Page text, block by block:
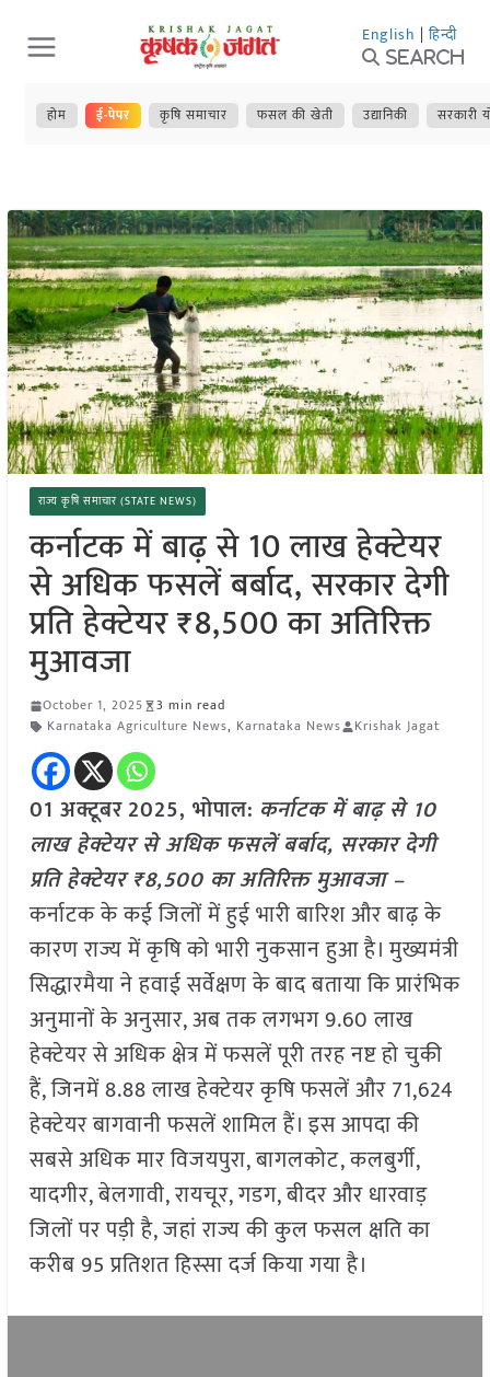
Skip
to
content
English | हिन्दी
Search
होम ई-पेपर कृषि समाचार फसल की खेती उद्यानिकी सरकारी
राज्य कृषि समाचार (STATE NEWS)
कर्नाटक में बाढ़ से 10 लाख हेक्टेयर
से अधिक फसलें बर्बाद, सरकार देगी
प्रति हेक्टेयर ₹8,500 का अतिरिक्त
मुआवजा
October 1, 2025
3 min read
Karnataka Agriculture News, Karnataka News Krishak Jagat
01 अक्टूबर2025, भोपाल: कर्नाटक में बाढ़ से 10
लाख हेक्टेयर से अधिक फसलें बर्बाद, सरकार देगी
प्रति हेक्टेयर ₹8,500 का अतिरिक्त मुआवजा –
कर्नाटक के कई जिलों में हुई भारी बारिश और बाढ़ के
कारण राज्य में कृषि को भारी नुकसान हुआ है। मुख्यमंत्री
सिद्धारमैया ने हवाई सर्वेक्षण के बाद बताया कि प्रारंभिक
अनुमानों के अनुसार, अब तक लगभग 9.60 लाख
हेक्टेयर से अधिक क्षेत्र में फसलें पूरी तरह नष्ट हो चुकी
हैं, जिनमें 8.88 लाख हेक्टेयर कृषि फसलें और 71,624
हेक्टेयर बागवानी फसलें शामिल हैं। इस आपदा की
सबसे अधिक मार विजयपुरा, बागलकोट, कलबुर्गी,
यादगीर, बेलगावी, रायचूर, गडग, बीदर और धारवाड़
जिलों पर पड़ी है, जहां राज्य की कुल फसल क्षति का
करीब 95 प्रतिशत हिस्सा दर्ज किया गया है।